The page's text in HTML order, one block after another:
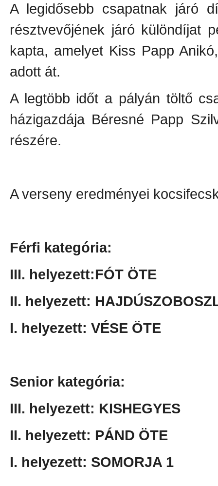
A legidősebb csapatnak járó
résztvevőjének járó különdíjat
kapta, amelyet Kiss Papp
adott át.
A legtöbb időt a pályán töltő
házigazdája Béresné Papp
részére.
A verseny eredményei
Férfi kategória:
III. helyezett:FÓT ÖTE
II. helyezett:
I. helyezett: VÉSE ÖTE
Senior kategória:
III. helyezett: KISHEGYES
II. helyezett: PÁND ÖTE
I. helyezett: SOMORJA 1